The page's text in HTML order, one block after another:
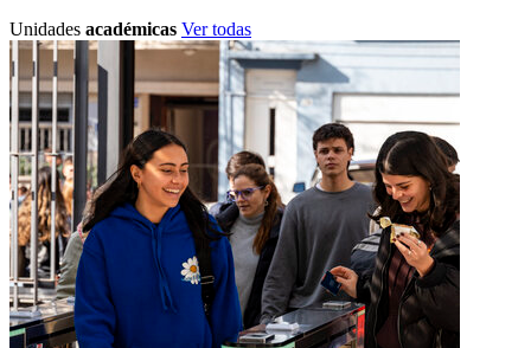
Unidades académicas Ver todas